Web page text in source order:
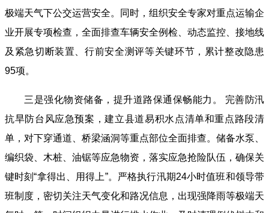
极端天气下公交运营安全。同时，组织安全专家对重点运输企
业开展专项检查，全面排查车辆安全例检、动态监控、接地线
及紧急切断装置、行前安全测评等关键环节，累计整改隐患
95项。
三是强化物资储备，提升道路保通保畅能力。 完善防汛
抗旱防台风应急预案，建立县道易积水点清单和重点路段清
单，对下穿通道、桥梁涵洞等重点部位全面排查。储备水泵、
编织袋、木桩、油锯等应急物资，落实应急抢险队伍，确保关
键时刻“拿得出、用得上”。严格执行汛期24小时值班和领导带
班制度，密切关注天气变化和路况信息，出现强降雨等极端天